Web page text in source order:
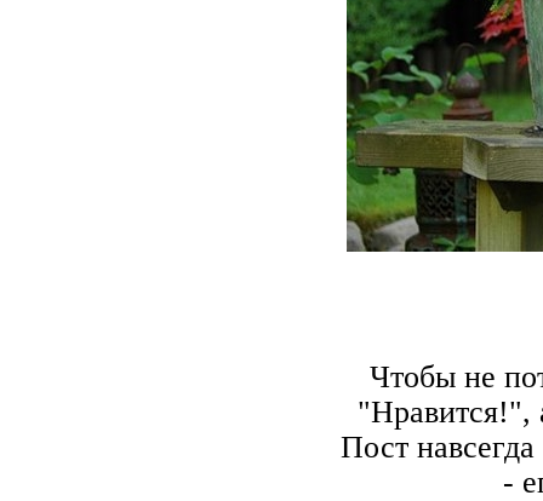
Чтобы не
"Нравится!",
Пост
-